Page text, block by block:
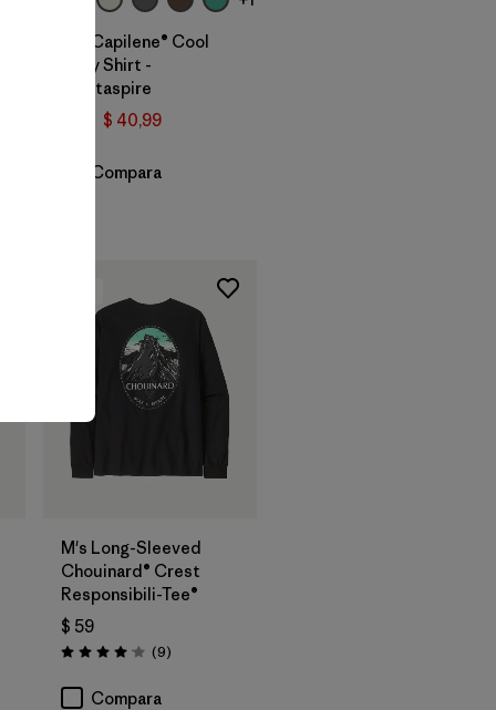
M's Capilene® Cool
Daily Shirt -
Strataspire
$ 40,99
Compara
M's Long-Sleeved
Chouinard® Crest
Responsibili-Tee®
$ 59
Valoración: 4.1 / 5
(9Comentarios
)
Compara